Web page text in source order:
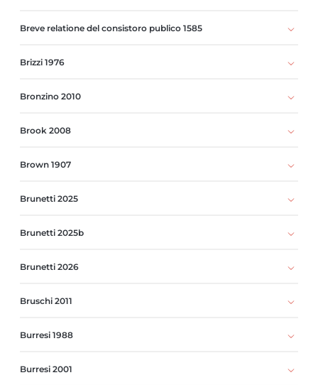
Breve relatione del consistoro publico 1585
Brizzi 1976
Bronzino 2010
Brook 2008
Brown 1907
Brunetti 2025
Brunetti 2025b
Brunetti 2026
Bruschi 2011
Burresi 1988
Burresi 2001